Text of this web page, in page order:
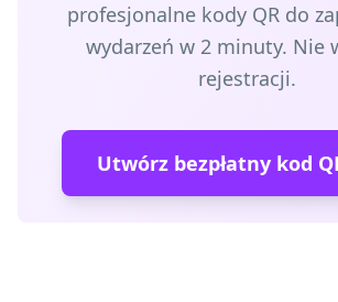
profesjonalne kody QR do
wydarzeń w 2 minuty. Nie
rejestracji.